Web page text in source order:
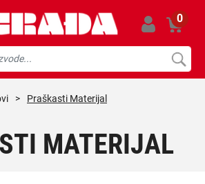
0
> Praškasti Materijal
MATERIJAL